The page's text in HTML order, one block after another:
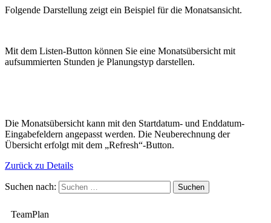
Folgende Darstellung zeigt ein Beispiel für die Monatsansicht.
Mit dem Listen-Button können Sie eine Monatsübersicht mit
aufsummierten Stunden je Planungstyp darstellen.
Die Monatsübersicht kann mit den Startdatum- und Enddatum-
Eingabefeldern angepasst werden. Die Neuberechnung der
Übersicht erfolgt mit dem „Refresh“-Button.
Zurück zu Details
Suchen nach:
TeamPlan